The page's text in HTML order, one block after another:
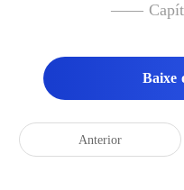
——
Baixe
Anterior